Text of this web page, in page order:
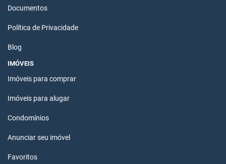
Documentos
Política de Privacidade
Blog
IMÓVEIS
Imóveis para comprar
Imóveis para alugar
Condomínios
Anunciar seu imóvel
Favoritos